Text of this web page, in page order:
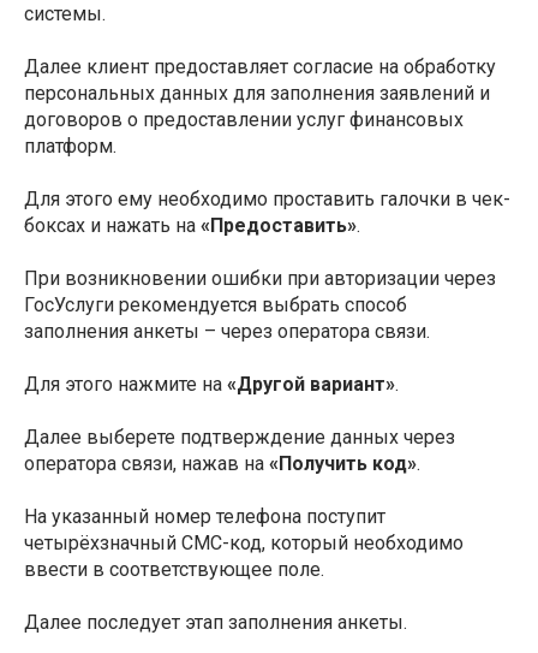
системы.
Далее клиент предоставляет согласие на обработку
персональных данных для заполнения заявлений и
договоров о предоставлении услуг финансовых
платформ.
Для этого ему необходимо проставить галочки в чек-
боксах и нажать на «Предоставить».
При возникновении ошибки при авторизации через
ГосУслуги рекомендуется выбрать способ
заполнения анкеты – через оператора связи.
Для этого нажмите на «Другой вариант».
Далее выберете подтверждение данных через
оператора связи, нажав на «Получить код».
На указанный номер телефона поступит
четырёхзначный СМС-код, который необходимо
ввести в соответствующее поле.
Далее последует этап заполнения анкеты.